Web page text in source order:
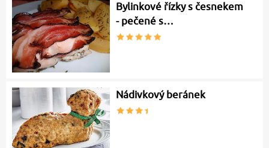
Bylinkové řízky s česnekem
- pečené s…
Nádivkový beránek